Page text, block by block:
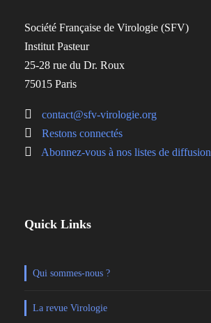
Société Française de Virologie (SFV)
Institut Pasteur
25-28 rue du Dr. Roux
75015 Paris
contact@sfv-virologie.org
Restons connectés
Abonnez-vous à nos listes de diffusion
Quick Links
Qui sommes-nous ?
La revue Virologie